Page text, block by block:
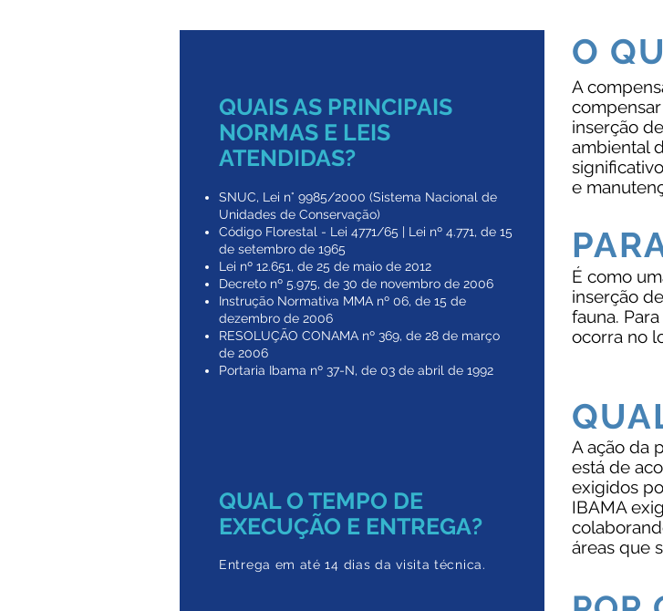
QUAIS AS PRINCIPAIS
NORMAS E LEIS
ATENDIDAS?
SNUC, Lei n° 9985/2000 (Sistema Nacional de
Unidades de Conservação)
Código Florestal - Lei 4771/65 | Lei nº 4.771, de 15
de setembro de 1965
Lei nº 12.651, de 25 de maio de 2012
Decreto nº 5.975, de 30 de novembro de 2006
Instrução Normativa MMA nº 06, de 15 de
dezembro de 2006
RESOLUÇÃO CONAMA nº 369, de 28 de março
de 2006
Portaria Ibama nº 37-N, de 03 de abril de 1992
QUAL O TEMPO DE
EXECUÇÃO E ENTREGA?
Entrega em até 14 dias da visita técnica.
O
A
inserção
ambiental
e
É como
inserção
fauna.
ocorra no
A ação da
está de
exigidos
IBAMA
áreas que